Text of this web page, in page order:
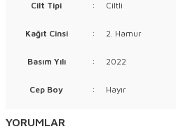
Cilt Tipi : Ciltli
Kağıt Cinsi : 2. Hamur
Basım Yılı : 2022
Cep Boy : Hayır
YORUMLAR